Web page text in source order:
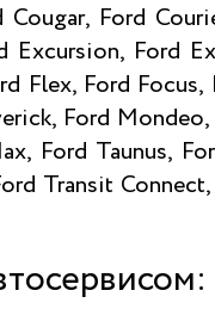
Ford
Excursion, Ford
Flex, Ford Focus,
Ford
Ford Taunus,
Transit